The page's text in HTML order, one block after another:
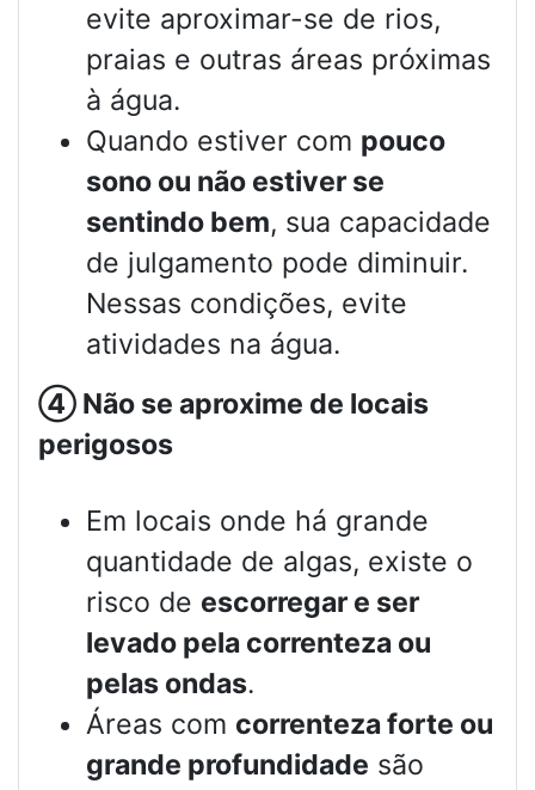
evite aproximar-se de rios,
praias e outras áreas próximas
à água.
Quando estiver com pouco
sono ou não estiver se
sentindo bem, sua capacidade
de julgamento pode diminuir.
Nessas condições, evite
atividades na água.
④ Não se aproxime de locais
perigosos
Em locais onde há grande
quantidade de algas, existe o
risco de escorregar e ser
levado pela correnteza ou
pelas ondas.
Áreas com correnteza forte ou
grande profundidade são